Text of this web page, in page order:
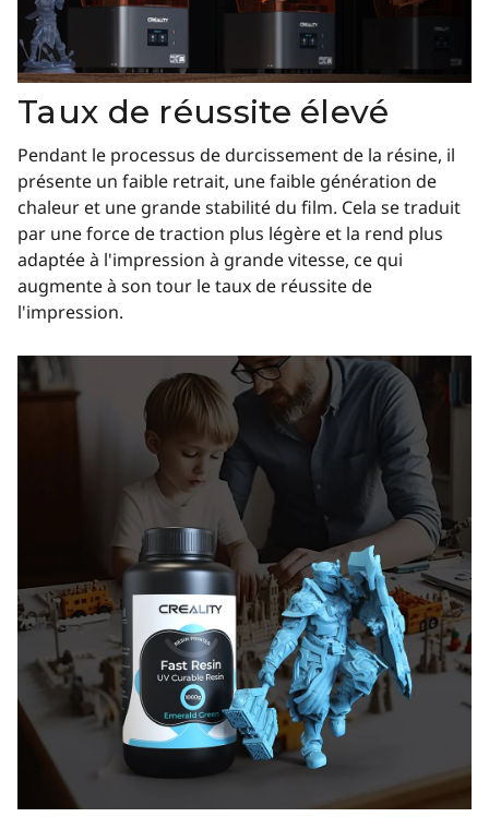
Taux de réussite élevé
Pendant le processus de durcissement de la résine, il
présente un faible retrait, une faible génération de
chaleur et une grande stabilité du film. Cela se traduit
par une force de traction plus légère et la rend plus
adaptée à l'impression à grande vitesse, ce qui
augmente à son tour le taux de réussite de
l'impression.